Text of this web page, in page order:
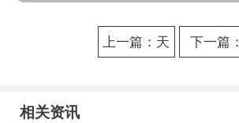
上一篇：天
下一篇：
相关资讯